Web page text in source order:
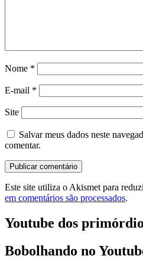
Nome *
E-mail *
Site
Salvar meus dados neste
comentar.
Este site utiliza o Akismet para
em comentários são processados.
Youtube dos
Bobolhando no